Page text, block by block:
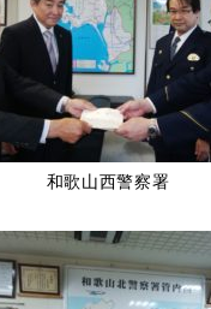
和歌山西警察署